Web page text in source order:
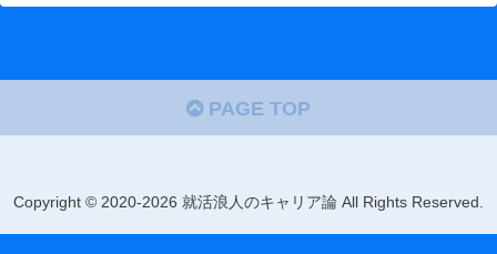
PAGE TOP
Copyright © 2020-2026 就活浪人のキャリア論 All Rights Reserved.